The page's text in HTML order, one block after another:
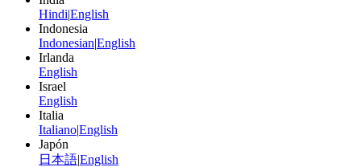
Hindi|English
Indonesia
Indonesian|English
Irlanda
English
Israel
English
Italia
Italiano|English
Japón
日本語|English